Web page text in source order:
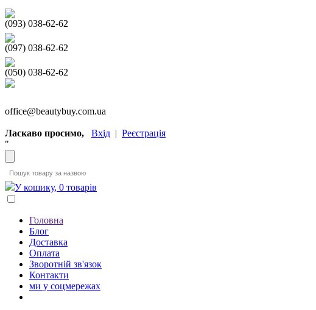
(093) 038-62-62
(097) 038-62-62
(050) 038-62-62
office@beautybuy.com.ua
Ласкаво просимо, Вхід | Реєстрація
"
У кошику, 0 товарів
Головна
Блог
Доставка
Оплата
Зворотній зв'язок
Контакти
ми у соцмережах